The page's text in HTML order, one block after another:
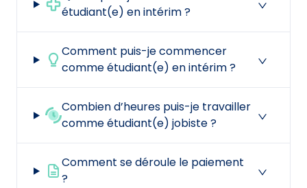
étudiant(e) en intérim ?
Comment puis-je commencer
comme étudiant(e) en intérim ?
Combien d’heures puis-je travailler
comme étudiant(e) jobiste ?
Comment se déroule le paiement
?